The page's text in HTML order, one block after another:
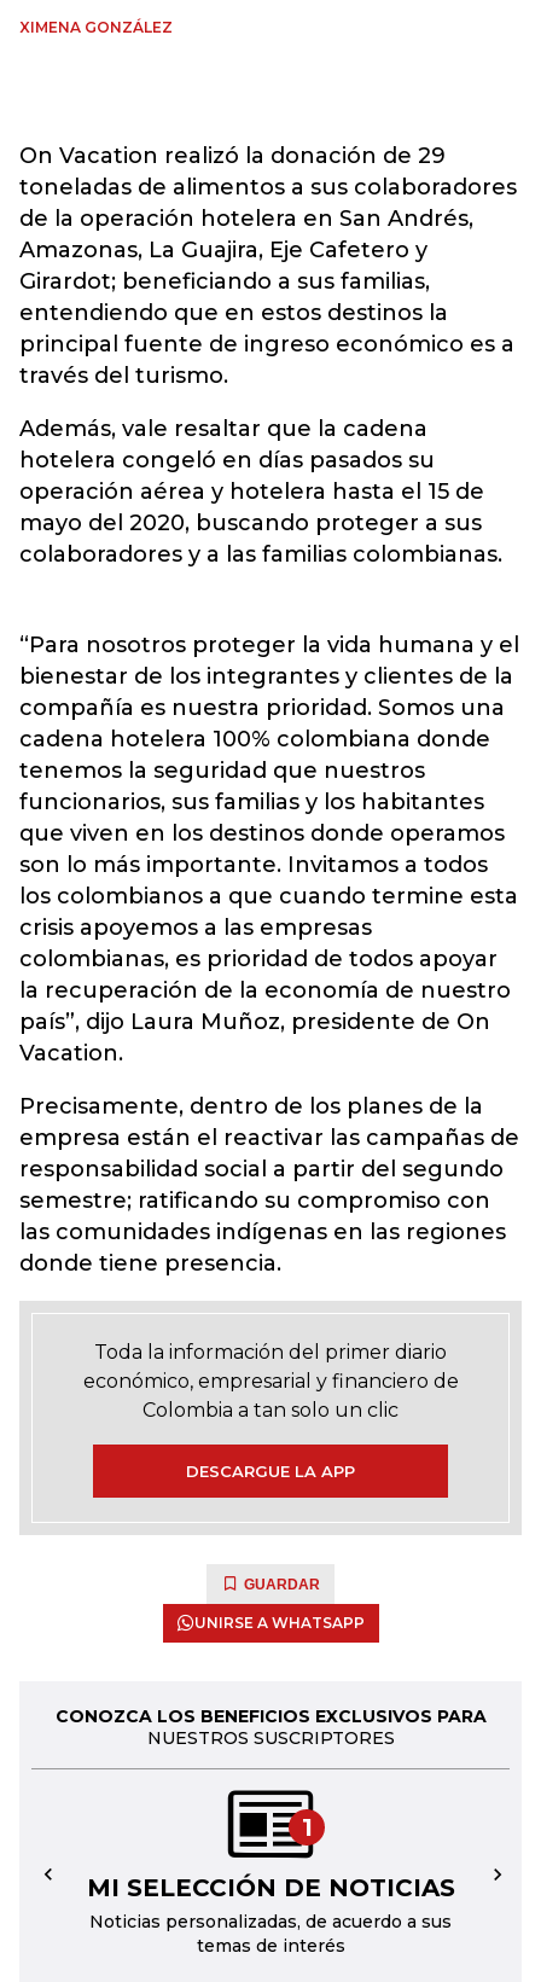
XIMENA GONZÁLEZ
On Vacation realizó la donación de 29
toneladas de alimentos a sus colaboradores
de la operación hotelera en San Andrés,
Amazonas, La Guajira, Eje Cafetero y
Girardot; beneficiando a sus familias,
entendiendo que en estos destinos la
principal fuente de ingreso económico es a
través del turismo.
Además, vale resaltar que la cadena
hotelera congeló en días pasados su
operación aérea y hotelera hasta el 15 de
mayo del 2020, buscando proteger a sus
colaboradores y a las familias colombianas.
“Para nosotros proteger la vida humana y el
bienestar de los integrantes y clientes de la
compañía es nuestra prioridad. Somos una
cadena hotelera 100% colombiana donde
tenemos la seguridad que nuestros
funcionarios, sus familias y los habitantes
que viven en los destinos donde operamos
son lo más importante. Invitamos a todos
los colombianos a que cuando termine esta
crisis apoyemos a las empresas
colombianas, es prioridad de todos apoyar
la recuperación de la economía de nuestro
país”, dijo Laura Muñoz, presidente de On
Vacation.
Precisamente, dentro de los planes de la
empresa están el reactivar las campañas de
responsabilidad social a partir del segundo
semestre; ratificando su compromiso con
las comunidades indígenas en las regiones
donde tiene presencia.
Toda la información del primer diario
económico, empresarial y financiero de
Colombia a tan solo un clic
DESCARGUE LA APP
GUARDAR
UNIRSE A WHATSAPP
CONOZCA LOS BENEFICIOS EXCLUSIVOS PARA
NUESTROS SUSCRIPTORES
1
MI SELECCIÓN DE NOTICIAS
Noticias personalizadas, de acuerdo a sus
temas de interés
← →